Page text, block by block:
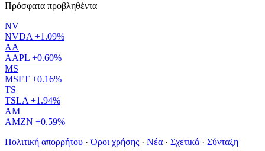
Πρόσφατα προβληθέντα
NV
NVDA +1.09%
AA
AAPL +0.60%
MS
MSFT +0.16%
TS
TSLA +1.94%
AM
AMZN +0.59%
Πολιτική απορρήτου · Όροι χρήσης · Νέα · Σχετικά · Σύνταξη